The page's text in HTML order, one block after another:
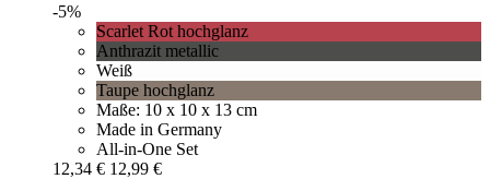
-5%
Scarlet Rot hochglanz
Anthrazit metallic
Weiß
Taupe hochglanz
Maße: 10 x 10 x 13 cm
Made in Germany
All-in-One Set
12,34 € 12,99 €